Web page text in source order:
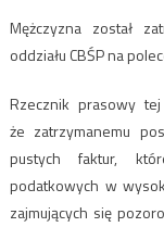
Mężczyzna został
oddziału CBŚP na
Rzecznik prasowy
że zatrzymanemu
pustych faktur,
podatkowych w
zajmujących się